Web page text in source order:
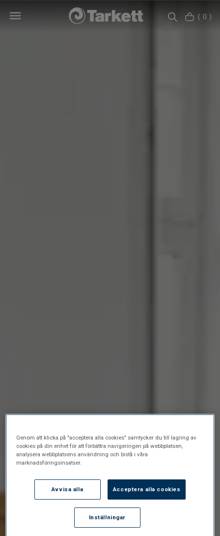
( 0 )
Genom att klicka på "acceptera alla cookies" samtycker du till lagring av
cookies på din enhet för att förbättra navigeringen på webbplatsen,
analysera webbplatsens användning och bistå i våra
marknadsföringsinsatser.
Avvisa alla Acceptera alla cookies
Inställningar